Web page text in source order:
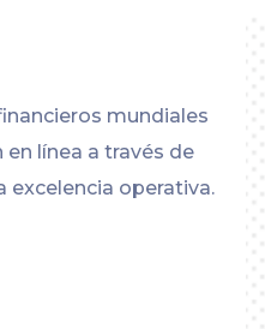
mundiales
línea a través de
excelencia operativa.